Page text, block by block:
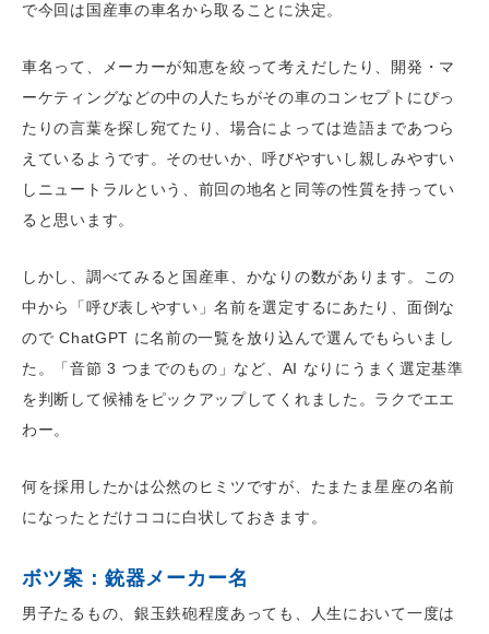
で今回は国産車の車名から取ることに決定。
車名って、メーカーが知恵を絞って考えだしたり、開発・マ
ーケティングなどの中の人たちがその車のコンセプトにぴっ
たりの言葉を探し宛てたり、場合によっては造語まであつら
えているようです。そのせいか、呼びやすいし親しみやすい
しニュートラルという、前回の地名と同等の性質を持ってい
ると思います。
しかし、調べてみると国産車、かなりの数があります。この
中から「呼び表しやすい」名前を選定するにあたり、面倒な
ので ChatGPT に名前の一覧を放り込んで選んでもらいまし
た。「音節 3 つまでのもの」など、AI なりにうまく選定基準
を判断して候補をピックアップしてくれました。ラクでエエ
わー。
何を採用したかは公然のヒミツですが、たまたま星座の名前
になったとだけココに白状しておきます。
ボツ案：銃器メーカー名
男子たるもの、銀玉鉄砲程度あっても、人生において一度は